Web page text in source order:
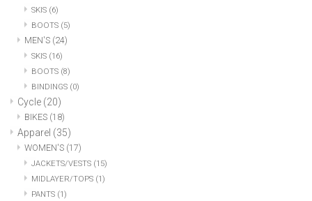
SKIS (6)
BOOTS (5)
MEN'S (24)
SKIS (16)
BOOTS (8)
BINDINGS (0)
Cycle (20)
BIKES (18)
Apparel (35)
WOMEN'S (17)
JACKETS/VESTS (15)
MIDLAYER/TOPS (1)
PANTS (1)